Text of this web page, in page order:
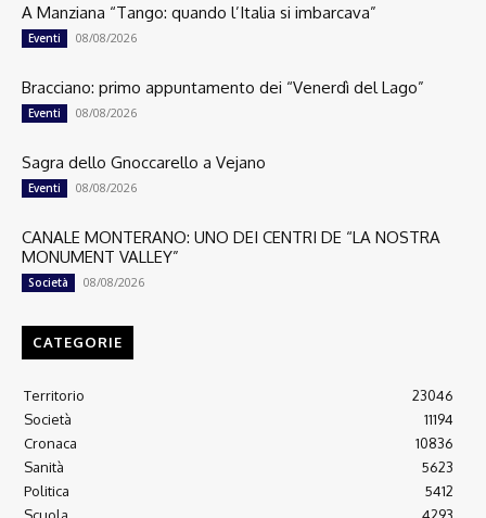
A Manziana “Tango: quando l’Italia si imbarcava”
Eventi 08/08/2026
Bracciano: primo appuntamento dei “Venerdì del Lago”
Eventi 08/08/2026
Sagra dello Gnoccarello a Vejano
Eventi 08/08/2026
CANALE MONTERANO: UNO DEI CENTRI DE “LA NOSTRA
MONUMENT VALLEY”
Società 08/08/2026
CATEGORIE
Territorio
23046
Società
11194
Cronaca
10836
Sanità
5623
Politica
5412
Scuola
4293